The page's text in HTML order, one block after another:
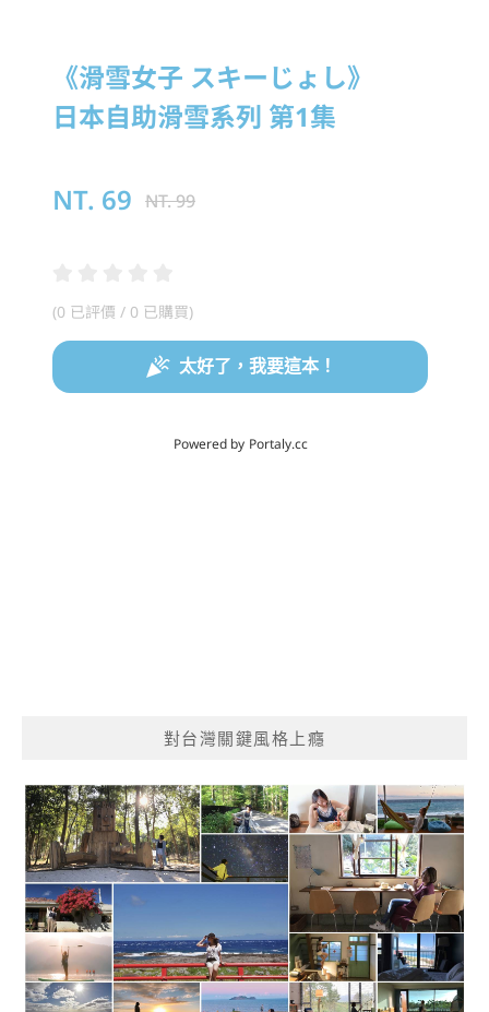
對台灣關鍵風格上癮